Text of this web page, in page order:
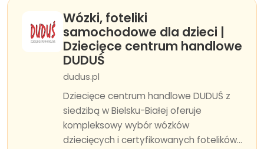
Wózki, foteliki
samochodowe dla dzieci |
Dziecięce centrum handlowe
DUDUŚ
dudus.pl
Dziecięce centrum handlowe DUDUŚ z
siedzibą w Bielsku-Białej oferuje
kompleksowy wybór wózków
dziecięcych i certyfikowanych fotelików...